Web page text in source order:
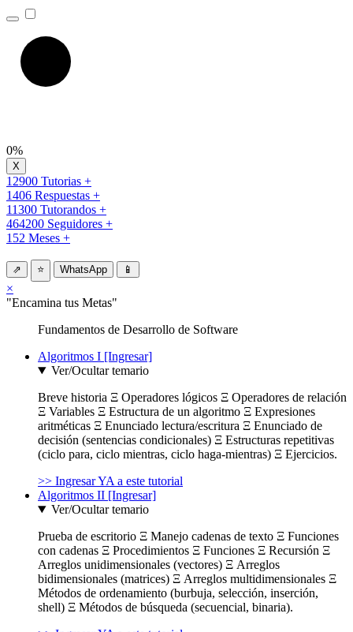
0%
12900 Tutorias +
1406 Respuestas +
11300 Tutorandos +
464200 Seguidores +
152 Meses +
⇗ ⭐ WhatsApp 📱
×
"Encamina tus Metas"
Fundamentos de Desarrollo de Software
Algoritmos I [Ingresar]
Ver/Ocultar temario
Breve historia Ξ Operadores lógicos Ξ Operadores de relación
Ξ Variables Ξ Estructura de un algoritmo Ξ Expresiones
aritméticas Ξ Enunciado lectura/escritura Ξ Enunciado de
decisión (sentencias condicionales) Ξ Estructuras repetitivas
(ciclo para, ciclo mientras, ciclo haga-mientras) Ξ Ejercicios.
>> Ingresar YA a este tutorial
Algoritmos II [Ingresar]
Ver/Ocultar temario
Prueba de escritorio Ξ Manejo cadenas de texto Ξ Funciones
con cadenas Ξ Procedimientos Ξ Funciones Ξ Recursión Ξ
Arreglos unidimensionales (vectores) Ξ Arreglos
bidimensionales (matrices) Ξ Arreglos multidimensionales Ξ
Métodos de ordenamiento (burbuja, selección, inserción,
shell) Ξ Métodos de búsqueda (secuencial, binaria).